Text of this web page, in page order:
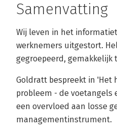
Samenvatting
Wij leven in het
werknemers uitgestort.
gegroepeerd, gemakkelijk
Goldratt bespreekt in 'Het
probleem - de voetangels
een overvloed aan losse
managementinstrument.